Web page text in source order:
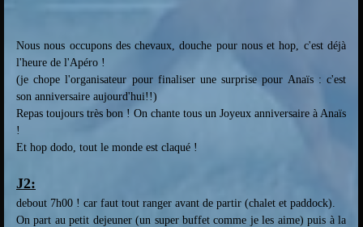
Nous nous occupons des chevaux, douche pour nous et hop, c'est déjà
l'heure de l'Apéro !
(je chope l'organisateur pour finaliser une surprise pour Anaïs : c'est
son anniversaire aujourd'hui!!)
Repas toujours très bon ! On chante tous un Joyeux anniversaire à Anaïs
!
Et hop dodo, tout le monde est claqué !
J2:
debout 7h00 ! car faut tout ranger avant de partir (chalet et paddock).
On part au petit dejeuner (un super buffet comme je les aime) puis à la